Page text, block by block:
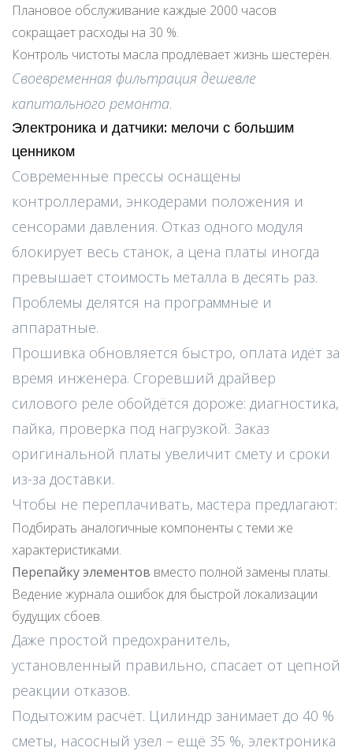
Плановое обслуживание каждые 2000 часов
сокращает расходы на 30 %.
Контроль чистоты масла продлевает жизнь шестерён.
Своевременная фильтрация дешевле
капитального ремонта.
Электроника и датчики: мелочи с большим
ценником
Современные прессы оснащены
контроллерами, энкодерами положения и
сенсорами давления. Отказ одного модуля
блокирует весь станок, а цена платы иногда
превышает стоимость металла в десять раз.
Проблемы делятся на программные и
аппаратные.
Прошивка обновляется быстро, оплата идёт за
время инженера. Сгоревший драйвер
силового реле обойдётся дороже: диагностика,
пайка, проверка под нагрузкой. Заказ
оригинальной платы увеличит смету и сроки
из-за доставки.
Чтобы не переплачивать, мастера предлагают:
Подбирать аналогичные компоненты с теми же
характеристиками.
Перепайку элементов вместо полной замены платы.
Ведение журнала ошибок для быстрой локализации
будущих сбоев.
Даже простой предохранитель,
установленный правильно, спасает от цепной
реакции отказов.
Подытожим расчёт. Цилиндр занимает до 40 %
сметы, насосный узел – ещё 35 %, электроника